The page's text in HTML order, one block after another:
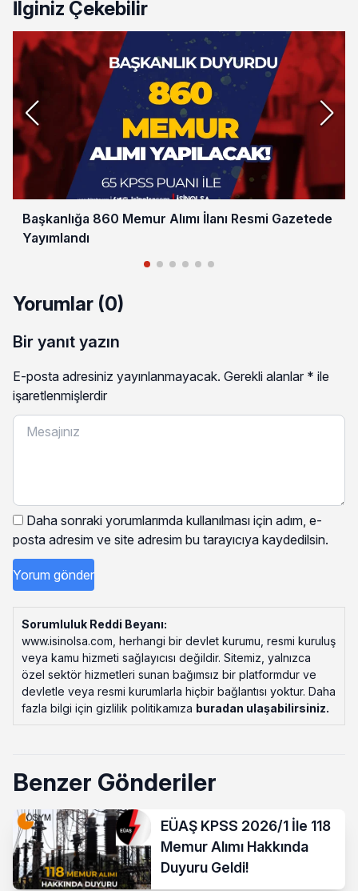
İlginiz Çekebilir
Başkanlığa 860 Memur Alımı İlanı Resmi Gazetede
Yayımlandı
Yorumlar (0)
Bir yanıt yazın
E-posta adresiniz yayınlanmayacak. Gerekli alanlar * ile
işaretlenmişlerdir
Daha sonraki yorumlarımda kullanılması için adım, e-
posta adresim ve site adresim bu tarayıcıya kaydedilsin.
Sorumluluk Reddi Beyanı:
www.isinolsa.com, herhangi bir devlet kurumu, resmi kuruluş
veya kamu hizmeti sağlayıcısı değildir. Sitemiz, yalnızca
özel sektör hizmetleri sunan bağımsız bir platformdur ve
devletle veya resmi kurumlarla hiçbir bağlantısı yoktur. Daha
fazla bilgi için gizlilik politikamıza buradan ulaşabilirsiniz.
Benzer Gönderiler
EÜAŞ KPSS 2026/1 İle 118
Memur Alımı Hakkında
Duyuru Geldi!